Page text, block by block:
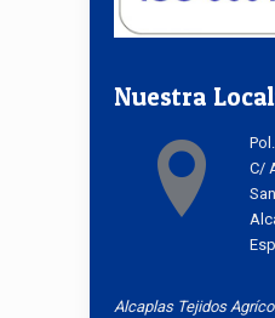
Nuestra
C/
Alcaplas Tejidos